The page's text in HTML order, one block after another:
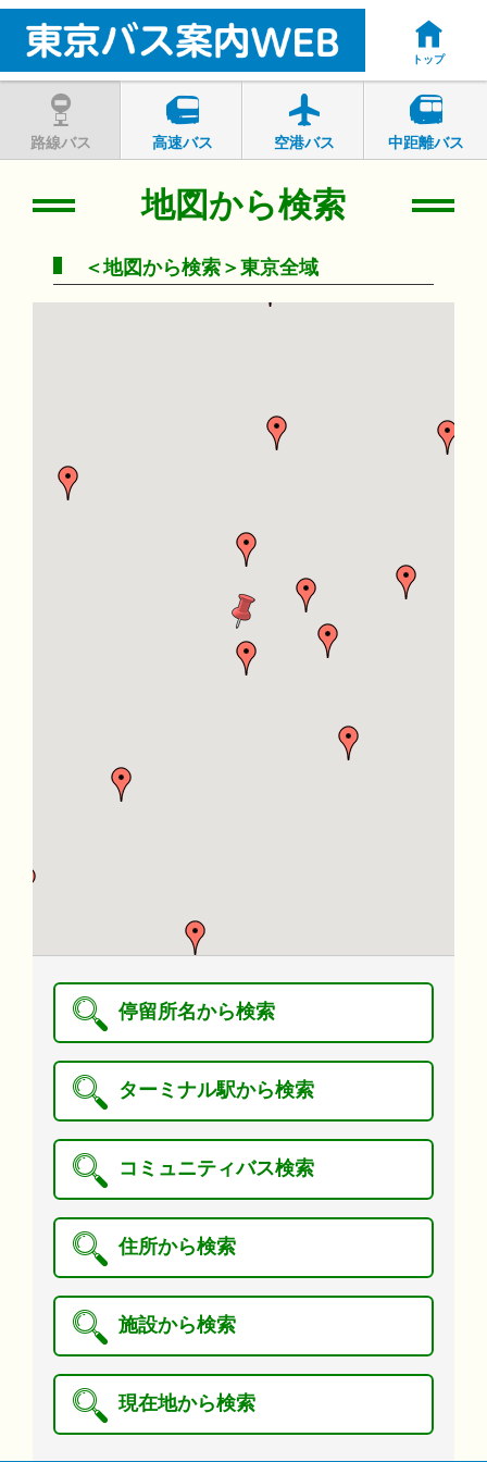
トップ
路線バス 高速バス 空港バス 中距離バス
地図から検索
＜地図から検索＞東京全域
停留所名から検索
ターミナル駅から検索
コミュニティバス検索
住所から検索
施設から検索
現在地から検索